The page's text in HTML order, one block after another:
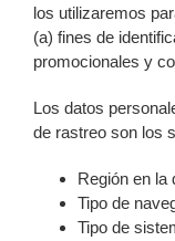
los utilizaremos
(a) fines de
promocionales y
Los datos
de rastreo son los
Región en la
Tipo de
Tipo de